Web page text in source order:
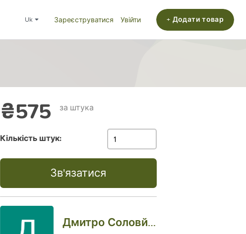
uk Зареєструватися Увійти + Додати товар
₴575 за штука
Кількість штук:
Зв'язатися
Дмитро Соловйов